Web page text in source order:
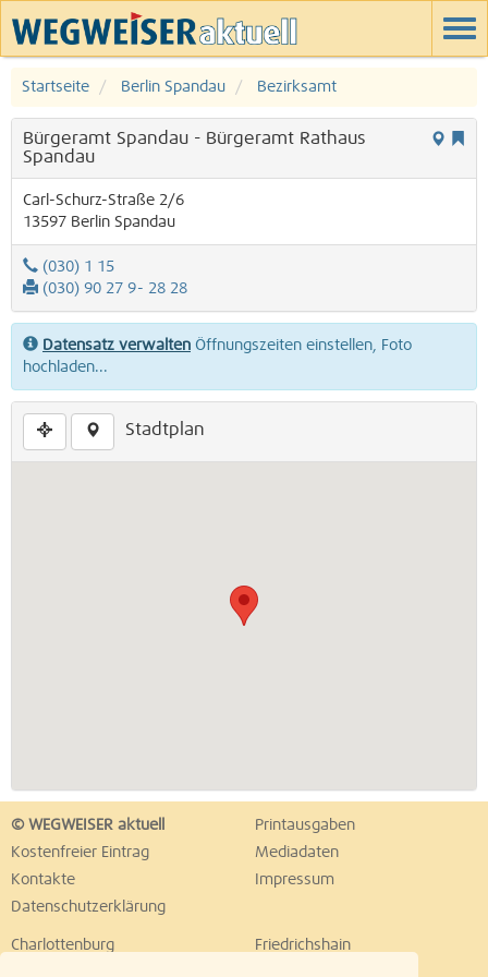
Startseite Berlin Spandau Bezirksamt
Bürgeramt Spandau - Bürgeramt Rathaus
Spandau
Carl-Schurz-Straße 2/6
13597 Berlin Spandau
(030) 1 15
(030) 90 27 9- 28 28
Datensatz verwalten Öffnungszeiten einstellen, Foto
hochladen...
Stadtplan
© WEGWEISER aktuell
Printausgaben
Kostenfreier Eintrag
Mediadaten
Kontakte
Impressum
Datenschutzerklärung
Charlottenburg
Friedrichshain